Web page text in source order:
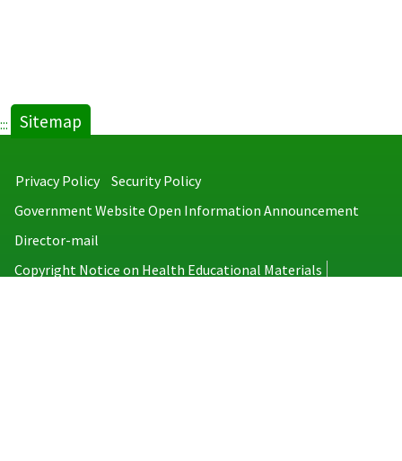
::: Sitemap
Privacy Policy
Security Policy
Government Website Open Information Announcement
Director-mail
Copyright Notice on Health Educational Materials